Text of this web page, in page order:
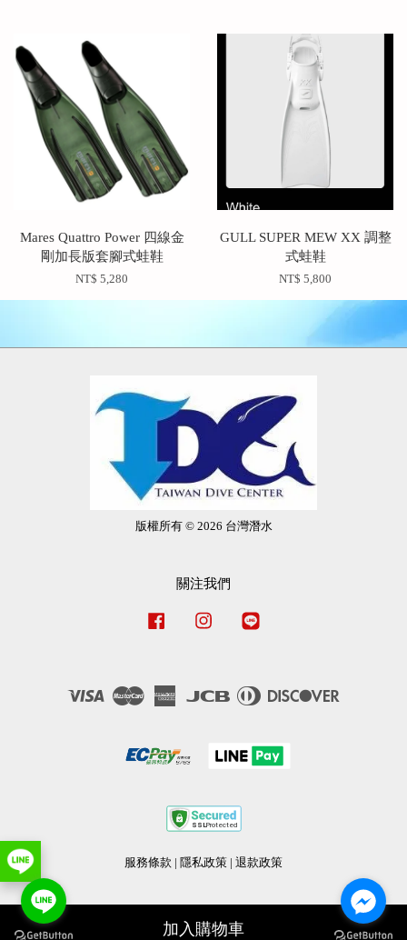
加入購物車
Mares Quattro Power 四線金
剛加長版套腳式蛙鞋
NT$ 5,280
GULL SUPER MEW XX 調整
式蛙鞋
NT$ 5,800
版權所有 © 2026 台灣潛水
關注我們
Facebook Instagram
Visa Master
American
JCB
Diners
服務條款 | 隱私政策 | 退款政策